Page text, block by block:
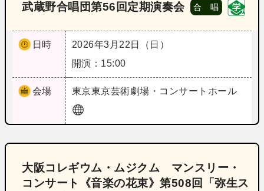
武蔵野合唱団第56回定期演奏会 合 唱
日時
2026年3月22日（日）
開演：15:00
会場 東京東京芸術劇場・コンサートホール
大阪コレギウム・ムジクム マンスリー・
コンサート《音楽の花束》第508回「弥生ス